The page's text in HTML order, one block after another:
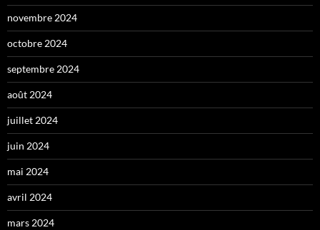
novembre 2024
octobre 2024
septembre 2024
août 2024
juillet 2024
juin 2024
mai 2024
avril 2024
mars 2024